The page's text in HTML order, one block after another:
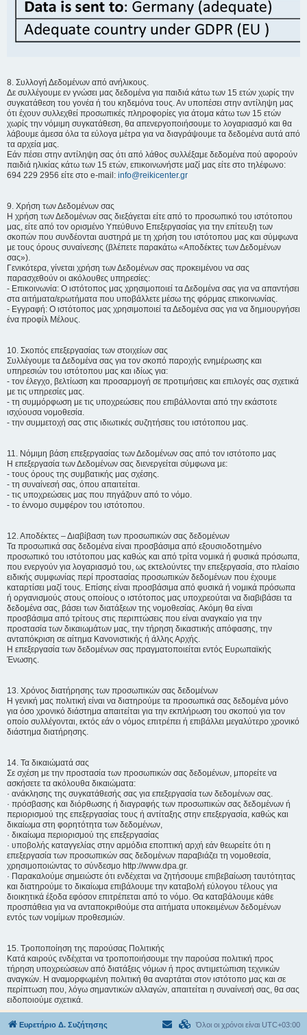
8. Συλλογή Δεδομένων από ανήλικους.
Δε συλλέγουμε εν γνώσει μας δεδομένα για παιδιά κάτω των 15 ετών χωρίς την
συγκατάθεση του γονέα ή του κηδεμόνα τους. Αν υποπέσει στην αντίληψη μας
ότι έχουν συλλεχθεί προσωπικές πληροφορίες για άτομα κάτω των 15 ετών
χωρίς την νόμιμη συγκατάθεση, θα απενεργοποιήσουμε το λογαριασμό και θα
λάβουμε άμεσα όλα τα εύλογα μέτρα για να διαγράψουμε τα δεδομένα αυτά από
τα αρχεία μας.
Εάν πέσει στην αντίληψη σας ότι από λάθος συλλέξαμε δεδομένα πού αφορούν
παιδιά ηλικίας κάτω των 15 ετών, επικοινωνήστε μαζί μας είτε στο τηλέφωνο:
694 229 2956 είτε στο e-mail: info@reikicenter.gr
9. Χρήση των Δεδομένων σας
Η χρήση των Δεδομένων σας διεξάγεται είτε από το προσωπικό του ιστότοπου
μας, είτε από τον ορισμένο Υπεύθυνο Επεξεργασίας για την επίτευξη των
σκοπών που συνδέονται αυστηρά με τη χρήση του ιστότοπου μας και σύμφωνα
με τους όρους συναίνεσης (βλέπετε παρακάτω «Αποδέκτες των Δεδομένων
σας»).
Γενικότερα, γίνεται χρήση των Δεδομένων σας προκειμένου να σας
παρασχεθούν οι ακόλουθες υπηρεσίες:
- Επικοινωνία: Ο ιστότοπος μας χρησιμοποιεί τα Δεδομένα σας για να απαντήσει
στα αιτήματα/ερωτήματα που υποβάλλετε μέσω της φόρμας επικοινωνίας.
- Εγγραφή: Ο ιστότοπος μας χρησιμοποιεί τα Δεδομένα σας για να δημιουργήσει
ένα προφίλ Μέλους.
10. Σκοπός επεξεργασίας των στοιχείων σας
Συλλέγουμε τα Δεδομένα σας για τον σκοπό παροχής ενημέρωσης και
υπηρεσιών του ιστότοπου μας και ιδίως για:
- τον έλεγχο, βελτίωση και προσαρμογή σε προτιμήσεις και επιλογές σας σχετικά
με τις υπηρεσίες μας.
- τη συμμόρφωση με τις υποχρεώσεις που επιβάλλονται από την εκάστοτε
ισχύουσα νομοθεσία.
- την συμμετοχή σας στις ιδιωτικές συζητήσεις του ιστότοπου μας.
11. Νόμιμη βάση επεξεργασίας των Δεδομένων σας από τον ιστότοπο μας
Η επεξεργασία των Δεδομένων σας διενεργείται σύμφωνα με:
- τους όρους της συμβατικής μας σχέσης.
- τη συναίνεσή σας, όπου απαιτείται.
- τις υποχρεώσεις μας που πηγάζουν από το νόμο.
- το έννομο συμφέρον του ιστότοπου.
12. Αποδέκτες – Διαβίβαση των προσωπικών σας δεδομένων
Τα προσωπικά σας δεδομένα είναι προσβάσιμα από εξουσιοδοτημένο
προσωπικό του ιστότοπου μας καθώς και από τρίτα νομικά ή φυσικά πρόσωπα,
που ενεργούν για λογαριασμό του, ως εκτελούντες την επεξεργασία, στο πλαίσιο
ειδικής συμφωνίας περί προστασίας προσωπικών δεδομένων που έχουμε
καταρτίσει μαζί τους. Επίσης είναι προσβάσιμα από φυσικά ή νομικά πρόσωπα
ή οργανισμούς στους οποίους ο ιστότοπος μας υποχρεούται να διαβιβάσει τα
δεδομένα σας, βάσει των διατάξεων της νομοθεσίας. Ακόμη θα είναι
προσβάσιμα από τρίτους στις περιπτώσεις που είναι αναγκαίο για την
προστασία των δικαιωμάτων μας, την τήρηση δικαστικής απόφασης, την
ανταπόκριση σε αίτημα Κανονιστικής ή άλλης Αρχής.
Η επεξεργασία των δεδομένων σας πραγματοποιείται εντός Ευρωπαϊκής
Ένωσης.
13. Χρόνος διατήρησης των προσωπικών σας δεδομένων
Η γενική μας πολιτική είναι να διατηρούμε τα προσωπικά σας δεδομένα μόνο
για όσο χρονικό διάστημα απαιτείται για την εκπλήρωση του σκοπού για τον
οποίο συλλέγονται, εκτός εάν ο νόμος επιτρέπει ή επιβάλλει μεγαλύτερο χρονικό
διάστημα διατήρησης.
14. Τα δικαιώματά σας
Σε σχέση με την προστασία των προσωπικών σας δεδομένων, μπορείτε να
ασκήσετε τα ακόλουθα δικαιώματα:
· ανάκλησης της συγκατάθεσής σας για επεξεργασία των δεδομένων σας.
· πρόσβασης και διόρθωσης ή διαγραφής των προσωπικών σας δεδομένων ή
περιορισμού της επεξεργασίας τους ή αντίταξης στην επεξεργασία, καθώς και
δικαίωμα στη φορητότητα των δεδομένων,
· δικαίωμα περιορισμού της επεξεργασίας
· υποβολής καταγγελίας στην αρμόδια εποπτική αρχή εάν θεωρείτε ότι η
επεξεργασία των προσωπικών σας δεδομένων παραβιάζει τη νομοθεσία,
χρησιμοποιώντας το σύνδεσμο http://www.dpa.gr.
· Παρακαλούμε σημειώστε ότι ενδέχεται να ζητήσουμε επιβεβαίωση ταυτότητας
και διατηρούμε το δικαίωμα επιβάλουμε την καταβολή εύλογου τέλους για
διοικητικά έξοδα εφόσον επιτρέπεται από το νόμο. Θα καταβάλουμε κάθε
προσπάθεια για να ανταποκριθούμε στα αιτήματα υποκειμένων δεδομένων
εντός των νομίμων προθεσμιών.
15. Τροποποίηση της παρούσας Πολιτικής
Κατά καιρούς ενδέχεται να τροποποιήσουμε την παρούσα πολιτική προς
τήρηση υποχρεώσεων από διατάξεις νόμων ή προς αντιμετώπιση τεχνικών
αναγκών. Η αναμορφωμένη πολιτική θα αναρτάται στον ιστότοπο μας και σε
περίπτωση που, λόγω σημαντικών αλλαγών, απαιτείται η συναίνεσή σας, θα σας
ειδοποιούμε σχετικά.
Ευρετήριο Δ. Συζήτησης Όλοι οι χρόνοι είναι UTC+03:00